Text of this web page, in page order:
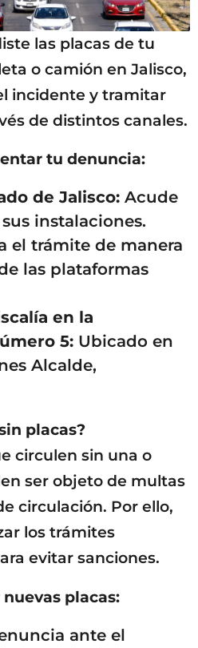
las placas de tu
o camión en Jalisco,
incidente y tramitar
de distintos canales.
tu denuncia:
de Jalisco: Acude
instalaciones.
el trámite de manera
las plataformas
en la
5: Ubicado en
Alcalde,
placas?
circulen sin una o
ser objeto de multas
circulación. Por ello,
los trámites
evitar sanciones.
placas:
ante el